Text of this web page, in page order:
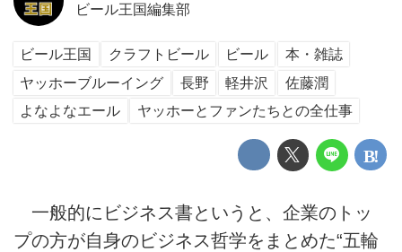
ビール王国編集部
ビール王国 クラフトビール ビール
本・雑誌
ヤッホーブルーイング
長野 軽井沢
佐藤潤
よなよなエール
ヤッホーとファンたちとの全仕事
一般的にビジネス書というと、企業のトッ
プの方が自身のビジネス哲学をまとめた“五輪